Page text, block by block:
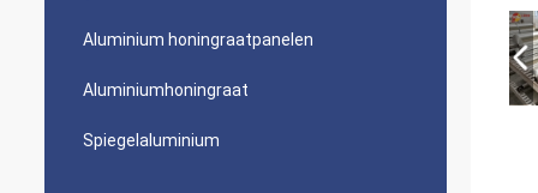
Aluminium honingraatpanelen
Aluminiumhoningraat
Spiegelaluminium